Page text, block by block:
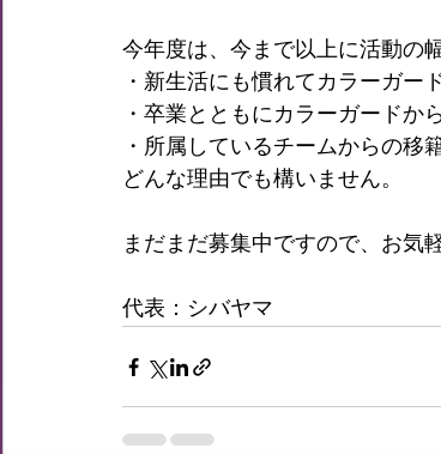
今年度は、今まで以上に活動の
・新生活にも慣れてカラーガー
・卒業とともにカラーガードか
・所属しているチームからの移
どんな理由でも構いません。
まだまだ募集中ですので、お気
代表：シバヤマ